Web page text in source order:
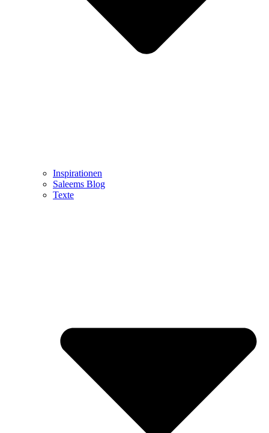
Inspirationen
Saleems Blog
Texte